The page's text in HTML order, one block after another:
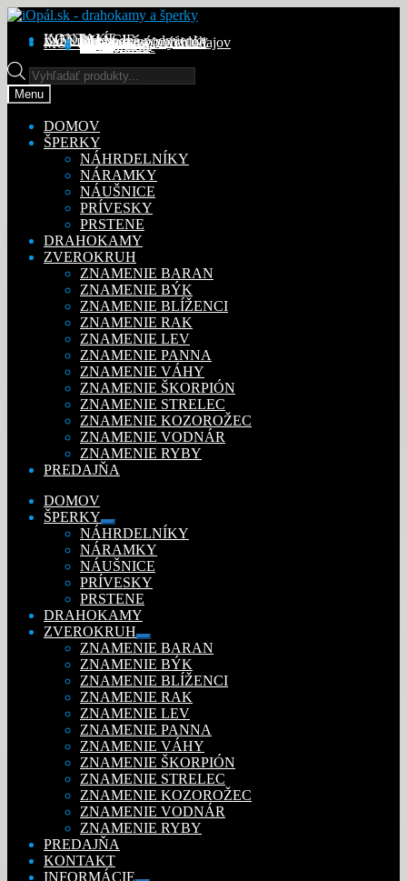
Preskočiť
navigáciu
Preskočiť
obsah
KONTAKT
INFORMÁCIE
Obchodné podmienky
Reklamačný poriadok
Ochrana osobných údajov
MÔJ ÚČETObjednávky
Adresy
Detaily účtu
Na stiahnutie
Products
search
Menu
DOMOV
ŠPERKY
NÁHRDELNÍKY
NÁRAMKY
NÁUŠNICE
PRÍVESKY
PRSTENE
DRAHOKAMY
ZVEROKRUH
ZNAMENIE BARAN
ZNAMENIE BÝK
ZNAMENIE BLÍŽENCI
ZNAMENIE RAK
ZNAMENIE LEV
ZNAMENIE PANNA
ZNAMENIE VÁHY
ZNAMENIE ŠKORPIÓN
ZNAMENIE STRELEC
ZNAMENIE KOZOROŽEC
ZNAMENIE VODNÁR
ZNAMENIE RYBY
PREDAJŇA
DOMOV
ŠPERKY
Rozbaliť
podradené
menu
NÁHRDELNÍKY
NÁRAMKY
NÁUŠNICE
PRÍVESKY
PRSTENE
DRAHOKAMY
ZVEROKRUH
Rozbaliť
podradené
menu
ZNAMENIE BARAN
ZNAMENIE BÝK
ZNAMENIE BLÍŽENCI
ZNAMENIE RAK
ZNAMENIE LEV
ZNAMENIE PANNA
ZNAMENIE VÁHY
ZNAMENIE ŠKORPIÓN
ZNAMENIE STRELEC
ZNAMENIE KOZOROŽEC
ZNAMENIE VODNÁR
ZNAMENIE RYBY
PREDAJŇA
KONTAKT
INFORMÁCIE